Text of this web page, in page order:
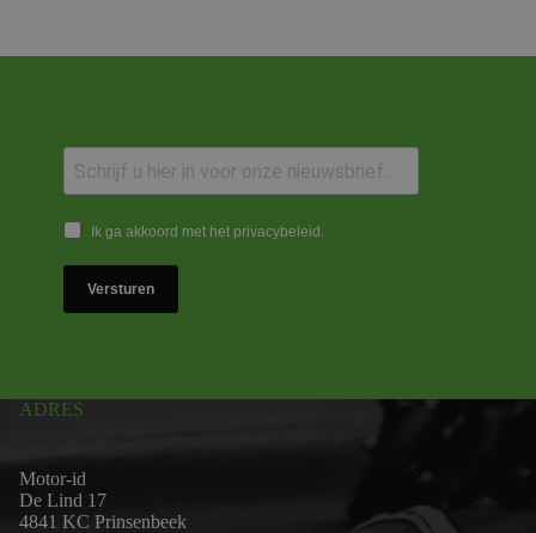
Ik ga akkoord met het privacybeleid.
Versturen
ADRES
Motor-id
De Lind 17
4841 KC Prinsenbeek